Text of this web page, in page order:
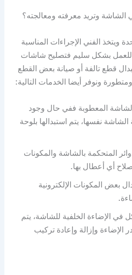
وتريد معرفته ومعالجته؟
ويتخذ الفني الإجراءات المناسبة
للعمل بشكل سليم فتصليح شاشات
قطع تالفة أو صيانة بعض القطع
ونوفر أيضا الخدمات التالية:
المعطوبة ففي حال وجود
نفسها، يتم استبدالها بلوحة
المتحكمة بالشاشة والمكونات
أي أعطال بها.
بعض المكونات الإلكترونية
الإضاءة الخلفية للشاشة، يتم
وإزالة وإعادة تركيب